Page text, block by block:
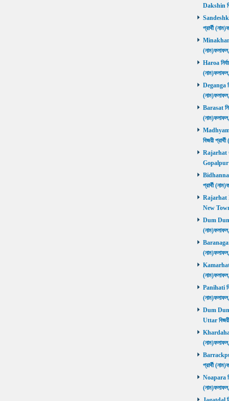
Dakshin
প্রার্থী
Minakhan
Haroa
Deganga
Barasat
বিজয়ী
Rajarhat
Gopalpur
প্রার্থী
Rajarhat
New Town
Dum Dum
Baranagar
Kamarhati
Panihati
Dum Dum
Uttar
Khardaha
Barrackpur
প্রার্থী
Noapara